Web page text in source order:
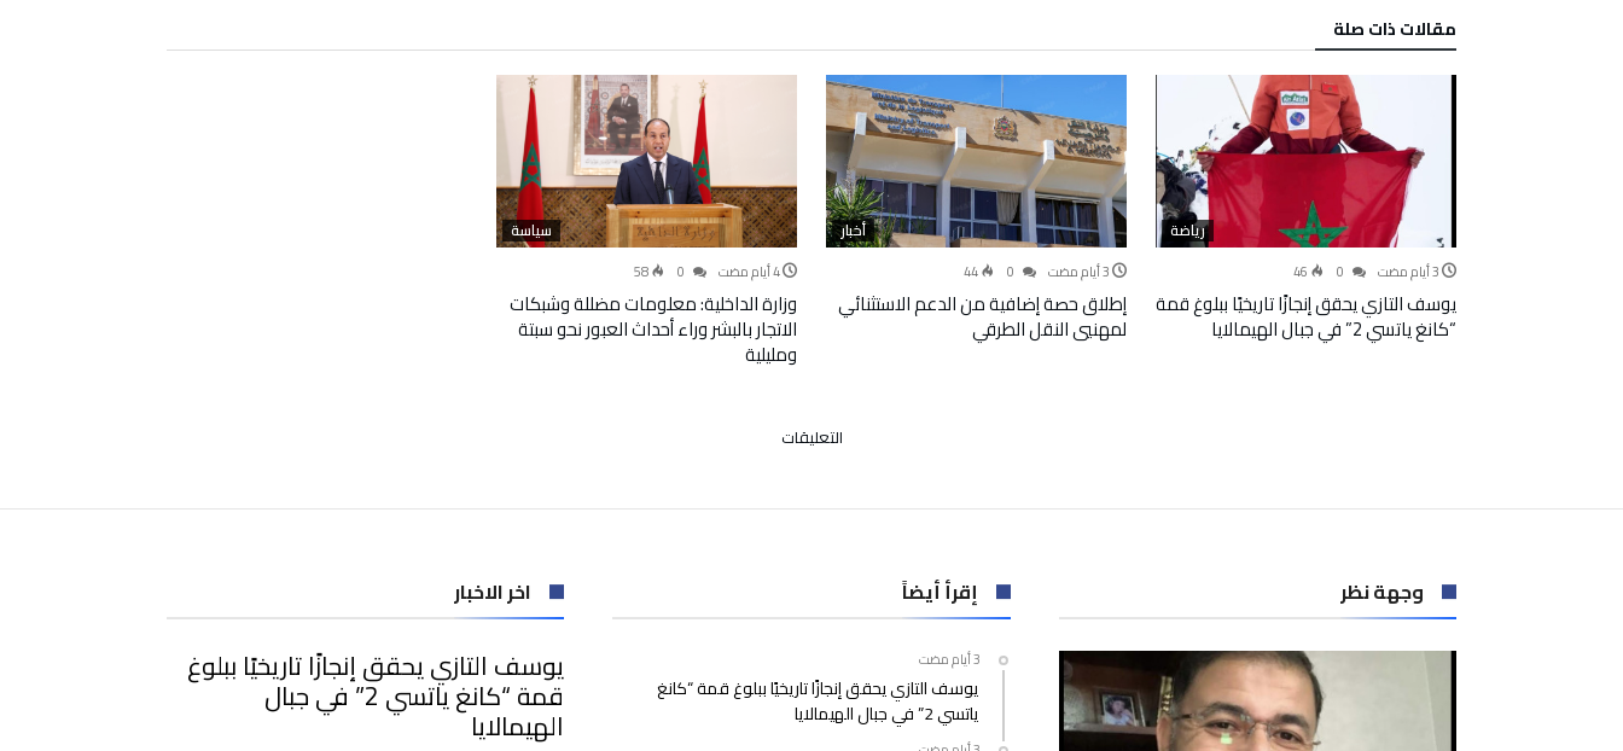
‫مقالات ذات صلة‬
رياضة
46
يوسف التازي يحقق إنجازًا تاريخيًا ببلوغ قمة
“كانغ ياتسي 2” في جبال الهيمالايا
أخبار
44
إطلاق حصة إضافية من الدعم الاستثنائي
لمهنيي النقل الطرقي
سياسة
58
وزارة الداخلية: معلومات مضللة وشبكات
الاتجار بالبشر وراء أحداث العبور نحو سبتة
ومليلية
التعليقات
الرئيس
وافابنك”
معاك”
وجهة نظر إقرأ أيضاً
يوسف التازي يحقق إنجازًا تاريخيًا ببلوغ قمة “كانغ
ياتسي 2” في جبال الهيمالايا
اخر الاخبار
يوسف التازي يحقق إنجازًا تاريخيًا ببلوغ
قمة “كانغ ياتسي 2” في جبال
الهيمالايا